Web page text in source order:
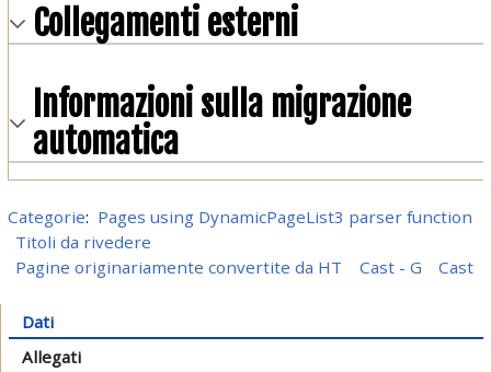
Collegamenti esterni
Informazioni sulla migrazione
automatica
Categorie: Pages using DynamicPageList3 parser function
Titoli da rivedere
Pagine originariamente convertite da HT
Cast - G Cast
Dati
Allegati